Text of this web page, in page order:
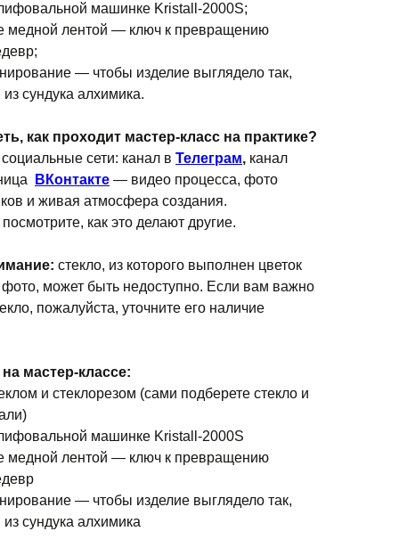
машинке Kristall-2000S;
медной лентой — ключ к превращению
— чтобы изделие выглядело так,
из сундука алхимика.
как проходит мастер-класс на практике?
сети: канал в Телеграм, канал
ВКонтакте — видео процесса, фото
и живая атмосфера создания.
как это делают другие.
стекло, из которого выполнен цветок
фото, может быть недоступно. Если вам важно
пожалуйста, уточните его наличие
мастер-классе:
и стеклорезом (сами подберете стекло и
машинке Kristall-2000S
медной лентой — ключ к превращению
— чтобы изделие выглядело так,
из сундука алхимика